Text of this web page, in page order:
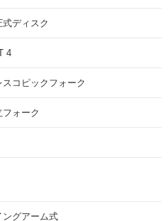
式ディスク
4
スコピックフォーク
フォーク
ングアーム式